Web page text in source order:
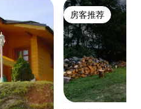
房客推荐
房客推荐